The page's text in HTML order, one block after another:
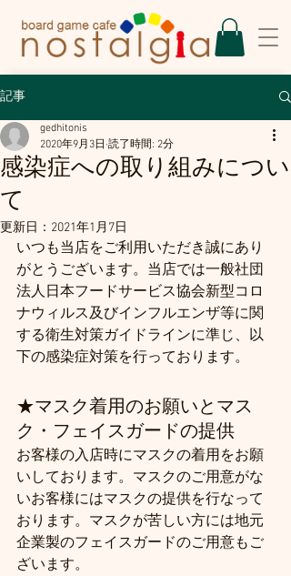
記事
感染症への取り組みについ
て
gedhitonis
2020年9月3日 読了時間: 2分
更新日： 2021年1月7日
いつも当店をご利用いただき誠にあり
がとうございます。当店では一般社団
法人日本フードサービス協会新型コロ
ナウィルス及びインフルエンザ等に関
する衛生対策ガイドラインに準じ、以
下の感染症対策を行っております。
★マスク着用のお願いとマス
ク・フェイスガードの提供
お客様の入店時にマスクの着用をお願
いしております。マスクのご用意がな
いお客様にはマスクの提供を行なって
おります。マスクが苦しい方には地元
企業製のフェイスガードのご用意もご
ざいます。